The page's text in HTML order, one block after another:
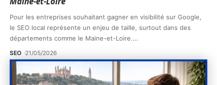
Pour les entreprises souhaitant gagner en visibilité sur Google,
le SEO local représente un enjeu de taille, surtout dans des
départements comme le Maine-et-Loire.…
SEO 21/05/2026